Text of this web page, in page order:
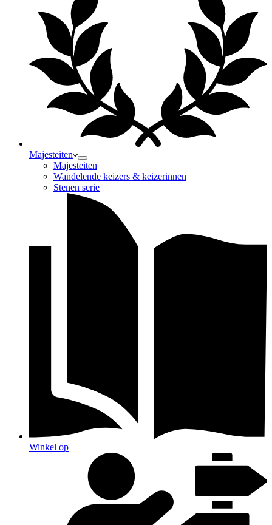
Majesteiten
Majesteiten
Wandelende keizers & keizerinnen
Stenen serie
Winkel op